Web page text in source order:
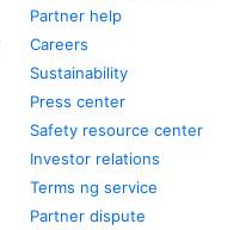
Partner help
Careers
Sustainability
Press center
Safety resource center
Investor relations
Terms ng service
Partner dispute